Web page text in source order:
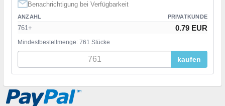
Benachrichtigung bei Verfügbarkeit
ANZAHL PRIVATKUNDE
761+ 0.79 EUR
Mindestbestellmenge: 761 Stücke
kaufen